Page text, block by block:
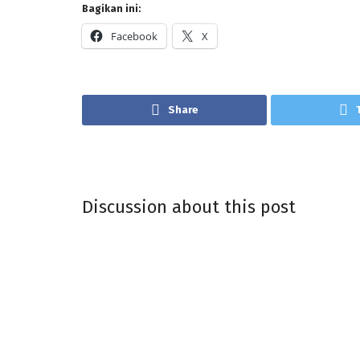
Bagikan ini:
Facebook X
Share
Discussion about this post